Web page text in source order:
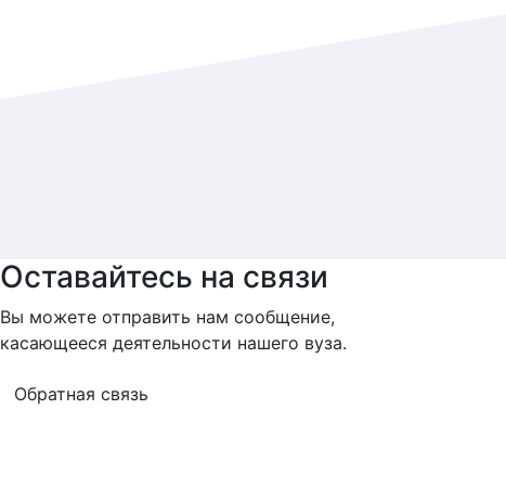
Оставайтесь на связи
Вы можете отправить нам сообщение,
касающееся деятельности нашего вуза.
Обратная связь